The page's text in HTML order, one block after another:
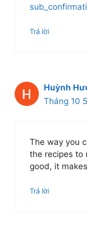
Trả lời
Huỳnh
Tháng 10
The way you
the recipes to
good, it
Trả lời